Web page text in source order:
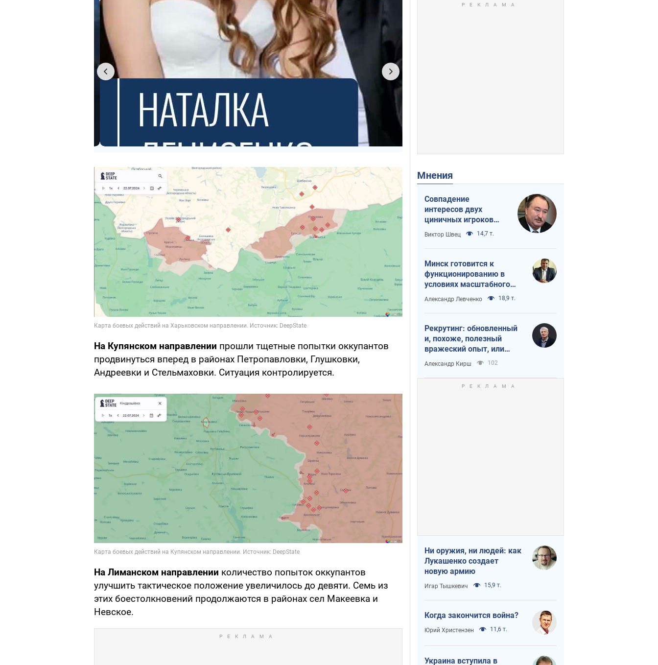
На Купянском направлении прошли тщетные попытки оккупантов
продвинуться вперед в районах Петропавловки, Глушковки,
Андреевки и Стельмаховки. Ситуация контролируется.
На Лиманском направлении количество попыток оккупантов
улучшить тактическое положение увеличилось до девяти. Семь из
этих боестолкновений продолжаются в районах сел Макеевка и
Невское.
Мнения
Совпадение
интересов двух
циничных игроков
или тайный план
Трампа и Путина?
Виктор Швец 14,7 т.
Минск готовится к
функционированию в
условиях масштабного
военного кризиса
Александр Левченко 18,9 т.
Рекрутинг: обновленный
и, похоже, полезный
вражеский опыт, или
Диалектика
требовательной трусости
Александр Кирш 102
Ни оружия, ни людей: как
Лукашенко создает
новую армию
Игар Тышкевич 15,9 т.
Когда закончится война?
Юрий Христензен 11,6 т.
Украина вступила в